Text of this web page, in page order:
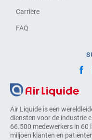
Air Liquide is een
diensten voor de industrie
66.500 medewerkers in 60
miljoen klanten en
Carrière
FAQ